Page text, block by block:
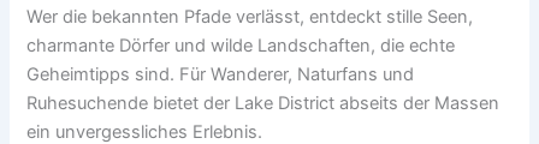
Wer die bekannten Pfade verlässt, entdeckt stille Seen,
charmante Dörfer und wilde Landschaften, die echte
Geheimtipps sind. Für Wanderer, Naturfans und
Ruhesuchende bietet der Lake District abseits der Massen
ein unvergessliches Erlebnis.